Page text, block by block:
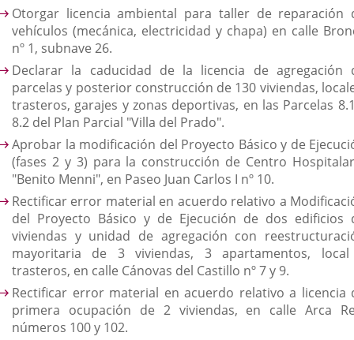
Otorgar licencia ambiental para taller de reparación
vehículos (mecánica, electricidad y chapa) en calle
nº 1, subnave 26.
Declarar la caducidad de la licencia de agregación
parcelas y posterior construcción de 130 viviendas,
trasteros, garajes y zonas deportivas, en las Parcelas
8.2 del Plan Parcial "Villa del Prado".
Aprobar la modificación del Proyecto Básico y de
(fases 2 y 3) para la construcción de Centro
"Benito Menni", en Paseo Juan Carlos I nº 10.
Rectificar error material en acuerdo relativo a
del Proyecto Básico y de Ejecución de dos edificios
viviendas y unidad de agregación con
mayoritaria de 3 viviendas, 3 apartamentos,
trasteros, en calle Cánovas del Castillo nº 7 y 9.
Rectificar error material en acuerdo relativo a licencia
primera ocupación de 2 viviendas, en calle Arca
números 100 y 102.